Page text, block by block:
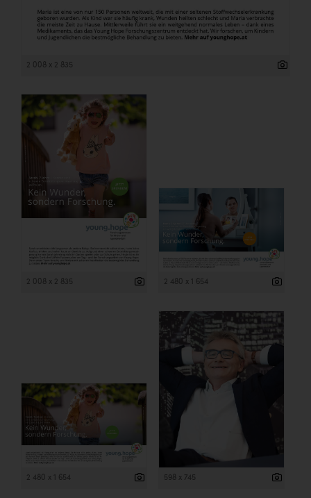
2 008 x 2 835
2 008 x 2 835 2 480 x 1 654
2 480 x 1 654 598 x 745